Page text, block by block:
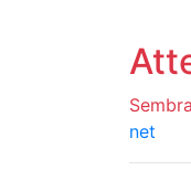
net